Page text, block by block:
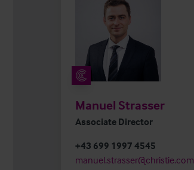
Manuel Strasser
Associate Director
+43 699 1997 4545
manuel.strasser@christie.com